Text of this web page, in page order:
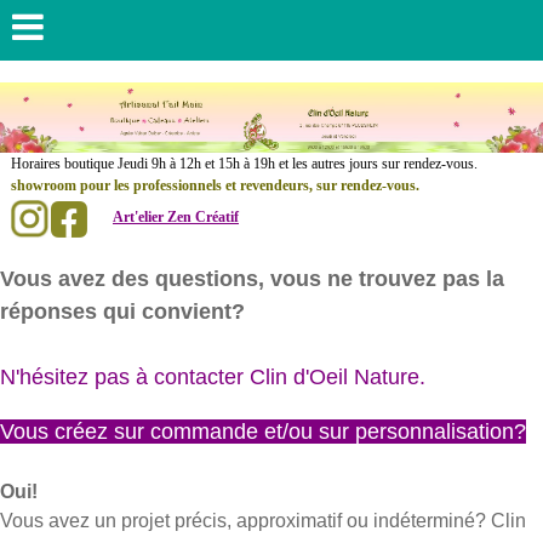
Horaires boutique Jeudi 9h à 12h et 15h à 19h et les autres jours sur rendez-vous.
showroom pour les professionnels et revendeurs, sur rendez-vous.
Art'elier Zen Créatif
Vous avez des questions, vous ne trouvez pas la
réponses qui convient?
N'hésitez pas à contacter Clin d'Oeil Nature.
Vous créez sur commande et/ou sur personnalisation?
Oui!
Vous avez un projet précis, approximatif ou indéterminé? Clin